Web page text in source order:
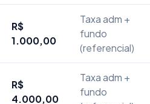
R$
1.000,00
Taxa adm +
fundo
(referencial)
R$
4.000,00
Taxa adm +
fundo